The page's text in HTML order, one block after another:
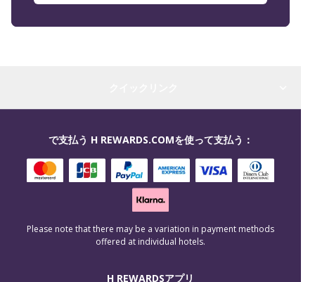
H REWARDSアプリ
で支払う H REWARDS.COMを使って支払う：
Please note that there may be a variation in payment methods
offered at individual hotels.